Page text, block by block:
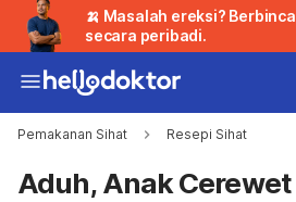
🍌 Masalah ereksi?
secara peribadi.
Pemakanan Sihat Resepi Sihat
Aduh, Anak